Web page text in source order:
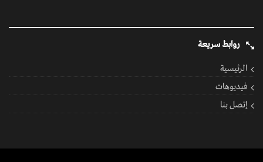
روابط سريعة
الرئيسية
فيديوهات
إتصل بنا